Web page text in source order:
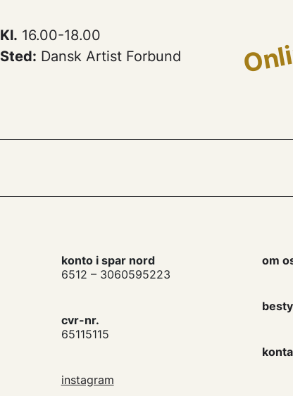
Kl. 16.00-18.00
Sted: Dansk Artist Forbund
konto i spar nord
6512 – 3060595223
cvr-nr.
65115115
instagram
om